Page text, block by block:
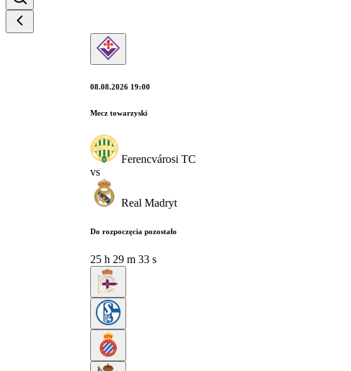
08.08.2026 19:00
Mecz towarzyski
Ferencvárosi TC
vs
Real Madryt
Do rozpoczęcia pozostało
25 h 29 m 32 s